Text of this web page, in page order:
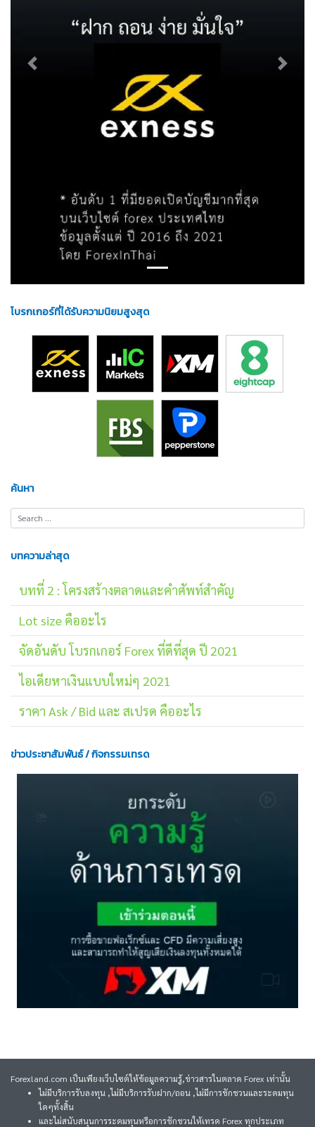
Previous Next
โบรกเกอร์ที่ได้รับความนิยมสูงสุด
ค้นหา
บทความล่าสุด
บทที่ 2 : โครงสร้างตลาดและคำศัพท์สำคัญ
Lot size คืออะไร
จัดอันดับ โบรกเกอร์ Forex ที่ดีที่สุด ปี 2021
ไอเดียหาเงินแบบใหม่ๆ 2021
ราคา Ask / Bid และ สเปรด คืออะไร
ข่าวประชาสัมพันธ์ / กิจกรรมเทรด
Forexland.com เป็นเพียงเว็บไซต์ให้ข้อมูลความรู้,ข่าวสารในตลาด Forex เท่านั้น
ไม่มีบริการรับลงทุน ,ไม่มีบริการรับฝาก/ถอน ,ไม่มีการชักชวนและระดมทุน
ใดๆทั้งสิ้น
และไม่สนับสนุนการระดมทุนหรือการชักชวนให้เทรด Forex ทุกประเภท